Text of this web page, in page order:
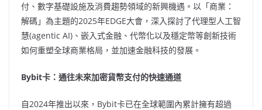
付、數字基礎設施及消費趨勢領域的新興機遇。以「商業：
解碼」為主題的2025年EDGE大會，深入探討了代理型人工智
慧(agentic AI)、嵌入式金融、代幣化以及穩定幣等創新技術
如何重塑全球商業格局，並加速金融科技的發展。
Bybit卡：通往未來加密貨幣支付的快速通道
自2024年推出以來，Bybit卡已在全球範圍內累計擁有超過